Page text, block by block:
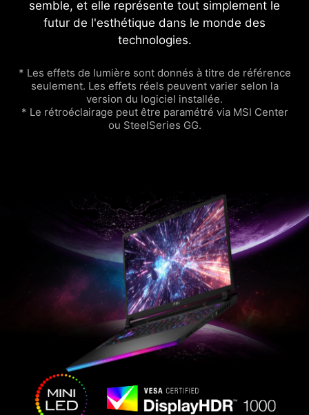
semble, et elle représente tout simplement le
futur de l'esthétique dans le monde des
technologies.
* Les effets de lumière sont donnés à titre de référence
seulement. Les effets réels peuvent varier selon la
version du logiciel installée.
* Le rétroéclairage peut être paramétré via MSI Center
ou SteelSeries GG.